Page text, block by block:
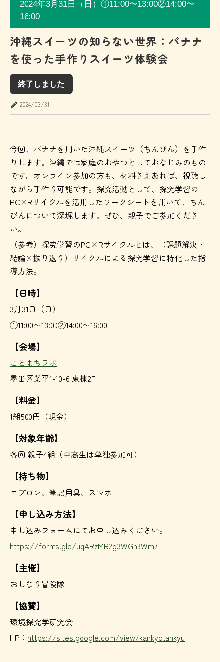
2024年3月31日（日）①11:00〜13:00②14:00〜
16:00
沖縄スイーツの知らない世界：バナナ
を使った手作りスイーツ体験会
終了しました
2024/03/31
今回、バナナを用いた沖縄スイーツ（ちんびん）を手作
りします。沖縄では家庭のおやつとしておなじみのもの
です。オンライン参加の方も、材料さえあれば、視聴し
ながら手作り可能です。探究活動として、探究学習の
PC×Rサイクルを活用したワークシートを用いて、ちん
びんについて深堀します。ぜひ、親子でご参加くださ
い。
（参考）探究学習のPC×Rサイクルとは、（課題解決・
結論×振り返り）サイクルによる探究学習に特化した指
導方法。
【日時】
3月31日（日）
①11:00〜13:00②14:00〜16:00
【会場】
ことまちラボ
墨田区業平1-10-6 東棟2F
【料金】
1組500円（現金）
【対象年齢】
各回 親子4組（中高生は単独参加可）
【持ち物】
エプロン、筆記用具、スマホ
【申し込み方法】
申し込みフォームにてお申し込みください。
https://forms.gle/uqARzMR2g3WGh8Wm7
【主催】
おしなり冒険隊
【協賛】
環境探究学研究会
HP： https://sites.google.com/view/kankyotankyu